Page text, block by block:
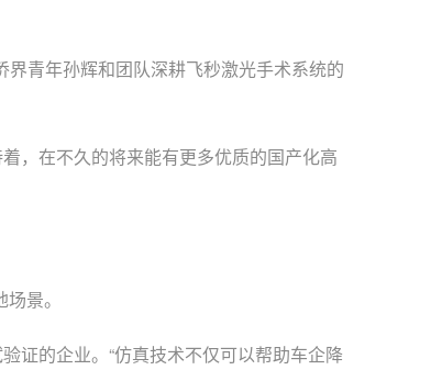
青年孙辉和团队深耕飞秒激光手术系统的
，在不久的将来能有更多优质的国产化高
景。
证的企业。“仿真技术不仅可以帮助车企降